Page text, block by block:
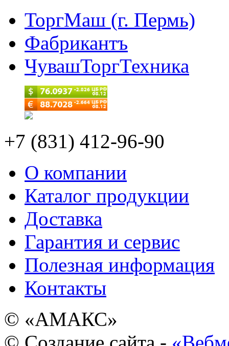
ТоргМаш (г. Пермь)
Фабрикантъ
ЧувашТоргТехника
+7 (831) 412-96-90
О компании
Каталог продукции
Доставка
Гарантия и сервис
Полезная информация
Контакты
© «АМАКС»